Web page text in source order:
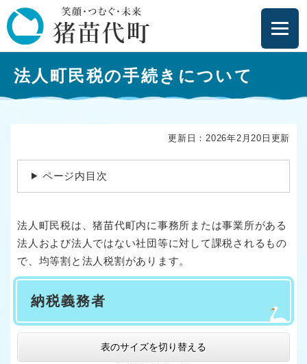
ー
ジ
の
メニューを飛ばして本文へ
法人町民税の手続きについて
更新日：2026年2月20日更新
ページ内目次
法人町民税は、猪苗代町内に事務所または事業所がある
法人および法人ではない社団等に対して課税されるもの
で、均等割と法人税割があります。
納税義務者
表のサイズを切り替える